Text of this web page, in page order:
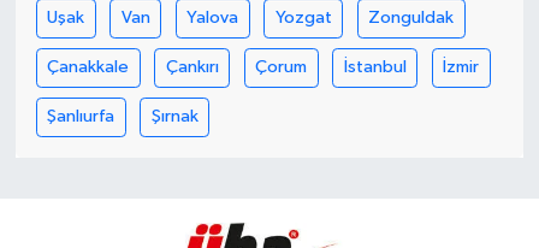
Uşak Van Yalova Yozgat Zonguldak
Çanakkale Çankırı Çorum İstanbul İzmir
Şanlıurfa Şırnak